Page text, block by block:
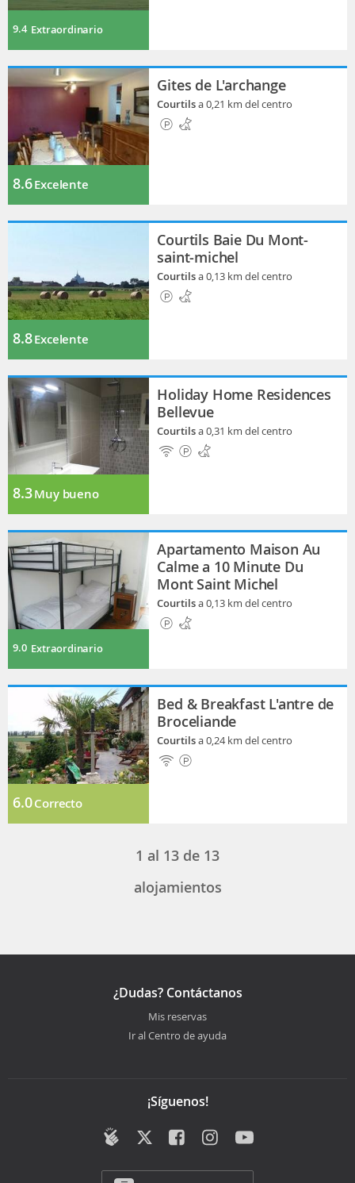
9.4 Extraordinario
8.6Excelente
Gites de L'archange
Courtilsa 0,21 km del centro
8.8Excelente
Courtils Baie Du Mont-
saint-michel
Courtilsa 0,13 km del centro
8.3Muy bueno
Holiday Home Residences
Bellevue
Courtilsa 0,31 km del centro
9.0 Extraordinario
Apartamento Maison Au
Calme a 10 Minute Du
Mont Saint Michel
Courtilsa 0,13 km del centro
6.0Correcto
Bed & Breakfast L'antre de
Broceliande
Courtilsa 0,24 km del centro
1 al 13 de 13
alojamientos
¿Dudas? Contáctanos
Mis reservas
Ir al Centro de ayuda
¡Síguenos!